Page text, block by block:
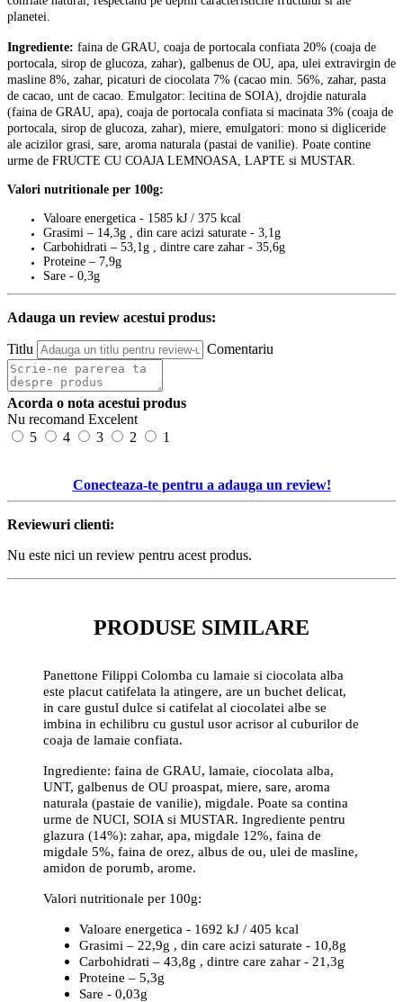
planetei.
Ingrediente: faina de GRAU, coaja de portocala confiata 20% (coaja de
portocala, sirop de glucoza, zahar), galbenus de OU, apa, ulei extravirgin de
masline 8%, zahar, picaturi de ciocolata 7% (cacao min. 56%, zahar, pasta
de cacao, unt de cacao. Emulgator: lecitina de SOIA), drojdie naturala
(faina de GRAU, apa), coaja de portocala confiata si macinata 3% (coaja de
portocala, sirop de glucoza, zahar), miere, emulgatori: mono si digliceride
ale acizilor grasi, sare, aroma naturala (pastai de vanilie). Poate contine
urme de FRUCTE CU COAJA LEMNOASA, LAPTE si MUSTAR.
Valori nutritionale per 100g:
Valoare energetica - 1585 kJ / 375 kcal
Grasimi – 14,3g , din care acizi saturate - 3,1g
Carbohidrati – 53,1g , dintre care zahar - 35,6g
Proteine – 7,9g
Sare - 0,3g
Adauga un review acestui produs:
Titlu Comentariu
Acorda o nota acestui produs
Nu recomand Excelent
5
4 3 2 1
Conecteaza-te pentru a adauga un review!
Reviewuri clienti:
Nu este nici un review pentru acest produs.
PRODUSE SIMILARE
Panettone Filippi Colomba cu lamaie si ciocolata alba
este placut catifelata la atingere, are un buchet delicat,
in care gustul dulce si catifelat al ciocolatei albe se
imbina in echilibru cu gustul usor acrisor al cuburilor de
coaja de lamaie confiata.
Ingrediente: faina de GRAU, lamaie, ciocolata alba,
UNT, galbenus de OU proaspat, miere, sare, aroma
naturala (pastaie de vanilie), migdale. Poate sa contina
urme de NUCI, SOIA si MUSTAR. Ingrediente pentru
glazura (14%): zahar, apa, migdale 12%, faina de
migdale 5%, faina de orez, albus de ou, ulei de masline,
amidon de porumb, arome.
Valori nutritionale per 100g:
Valoare energetica - 1692 kJ / 405 kcal
Grasimi – 22,9g , din care acizi saturate - 10,8g
Carbohidrati – 43,8g , dintre care zahar - 21,3g
Proteine – 5,3g
Sare - 0,03g